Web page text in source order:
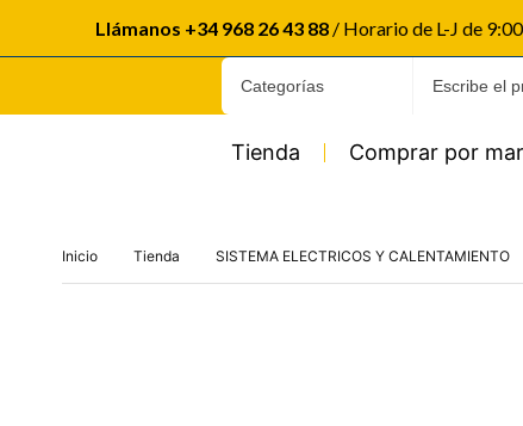
Llámanos +34 968 26 43 88 / Horario de L-J de
Tienda Comprar por
Inicio Tienda SISTEMA ELECTRICOS Y CALENTAMIENTO